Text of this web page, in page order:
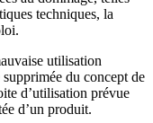
techniques, la
utilisation
du concept de
d’utilisation prévue
d’un produit.